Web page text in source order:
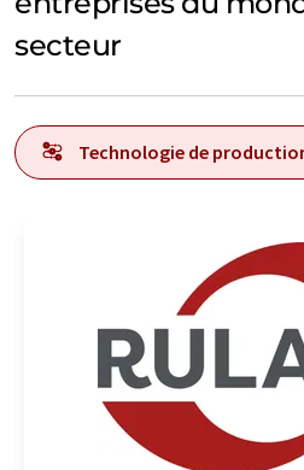
secteur
Technologie de